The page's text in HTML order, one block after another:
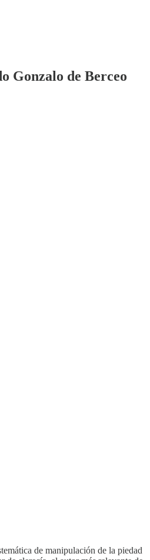
Gonzalo de Berceo
de manipulación de la piedad